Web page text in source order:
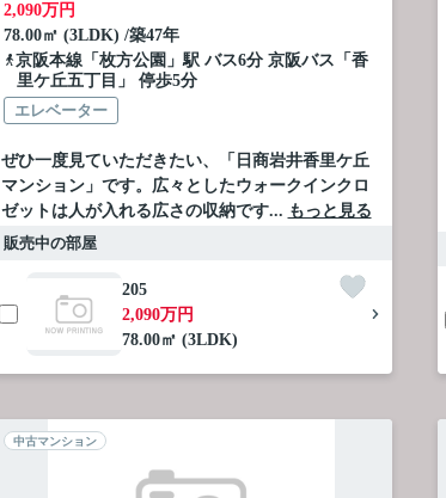
2,090万円
78.00㎡ (3LDK) /築47年
京阪本線「 枚方公園 」駅 バス6分 京阪バス「香
里ケ丘五丁目」 停歩5分
エレベーター
ぜひ一度見ていただきたい、「日商岩井香里ケ丘
マンション」です。広々としたウォークインクロ
ゼットは人が入れる広さの収納です... もっと見る
販売中の部屋
205
2,090万円
78.00㎡ (3LDK)
中古マンション